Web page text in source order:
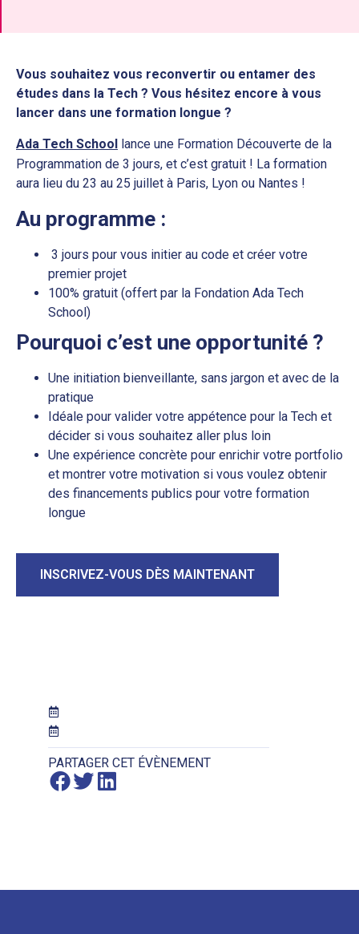
Vous souhaitez vous reconvertir ou entamer des
études dans la Tech ? Vous hésitez encore à vous
lancer dans une formation longue ?
Ada Tech School
lance une Formation Découverte de la
Programmation de 3 jours, et c’est gratuit ! La formation
aura lieu du 23 au 25 juillet à Paris, Lyon ou Nantes !
Au programme :
3 jours pour vous initier au code et créer votre
premier projet
100% gratuit (offert par la Fondation Ada Tech
School)
Pourquoi c’est une opportunité ?
Une initiation bienveillante, sans jargon et avec de la
pratique
Idéale pour valider votre appétence pour la Tech et
décider si vous souhaitez aller plus loin
Une expérience concrète pour enrichir votre portfolio
et montrer votre motivation si vous voulez obtenir
des financements publics pour votre formation
longue
INSCRIVEZ-VOUS DÈS MAINTENANT
PARTAGER CET ÉVÈNEMENT